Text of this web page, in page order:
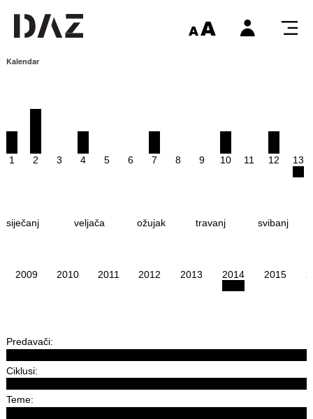
Kalendar
1 2 3 4 5 6 7 8 9 10 11 12 13
siječanj veljača ožujak travanj svibanj
2009 2010 2011 2012 2013 2014 2015
Predavači:
Ciklusi:
Teme: